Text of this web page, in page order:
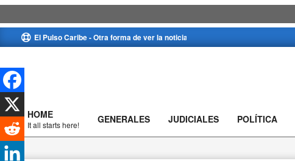
to
El Pulso Caribe - Otra forma de ver la noticia
Primary
Navigation
Menu
HOME
It all starts here! GENERALES JUDICIALES POLÍTICA